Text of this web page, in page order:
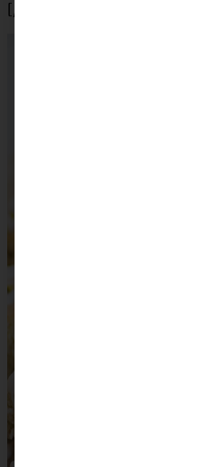
[/tabs]